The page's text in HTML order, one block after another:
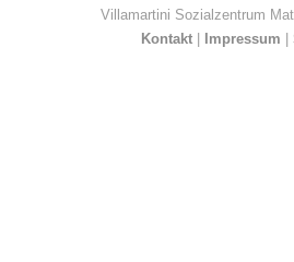
Villamartini Sozialzentrum
Kontakt | Impressum |